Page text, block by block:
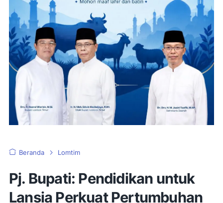
Beranda Lomtim
Pj. Bupati: Pendidikan untuk
Lansia Perkuat Pertumbuhan